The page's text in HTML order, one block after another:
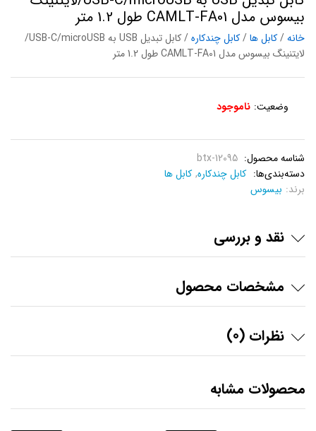
بیسوس مدل CAMLT-FA01 طول 1.2 متر
خانه/کابل ها/کابل چندکاره
/ کابل تبدیل USB به USB-C/microUSB/
لایتنینگ بیسوس مدل CAMLT-FA01 طول 1.2 متر
وضعیت: ناموجود
شناسه محصول: btx-12095
دسته‌بندی‌ها: کابل چندکاره, کابل ها
برند: بیسوس
نقد و بررسی
مشخصات محصول
نظرات (0)
محصولات مشابه